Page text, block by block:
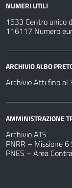
NUMERI UTILI
1533 Centro unico
116117 Numero
ARCHIVIO ALBO
Archivio Atti fino al
AMMINISTRAZIONE
Archivio ATS
PNRR – Missione 6
PNES – Area